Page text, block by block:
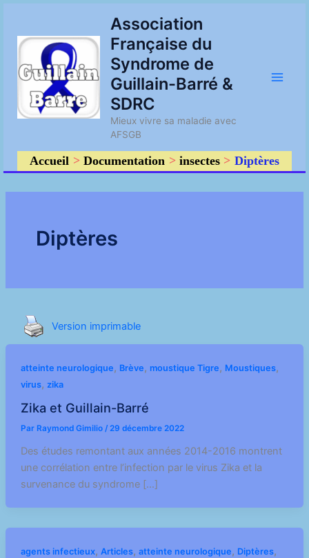
contenu
Association
Française du
Syndrome de
Guillain-Barré &
SDRC
Mieux vivre sa maladie avec
AFSGB
Accueil Documentation insectes Diptères
Diptères
Version imprimable
atteinte neurologique, Brève, moustique Tigre, Moustiques,
virus, zika
Zika et Guillain-Barré
Par Raymond Gimilio / 29 décembre 2022
Des études remontant aux années 2014-2016 montrent
une corrélation entre l’infection par le virus Zika et la
survenance du syndrome […]
agents infectieux, Articles, atteinte neurologique, Diptères,